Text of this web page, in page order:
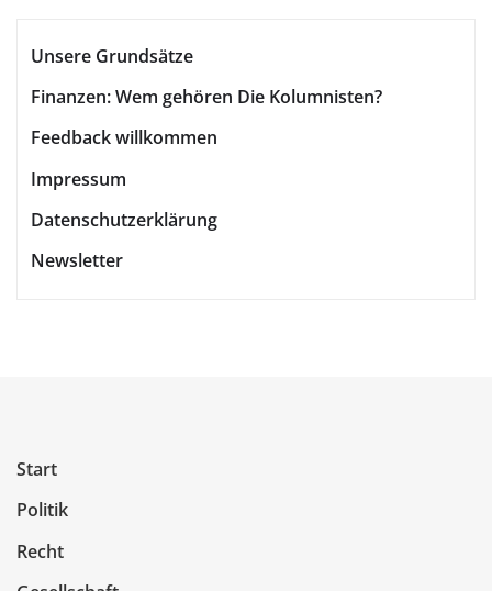
Unsere Grundsätze
Finanzen: Wem gehören Die Kolumnisten?
Feedback willkommen
Impressum
Datenschutzerklärung
Newsletter
Start
Politik
Recht